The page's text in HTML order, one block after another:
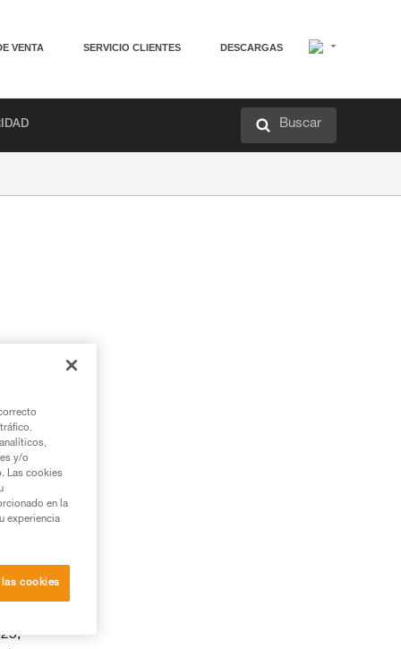
VENTA SERVICIO CLIENTES DESCARGAS
Buscar
y/o
Las cookies
en la
experiencia
cookies